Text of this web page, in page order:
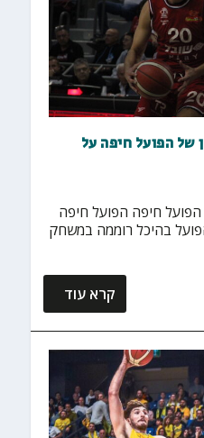
של הפועל חיפה על
חיפה הפועל חיפה
87:93 את הפועל בהיכל רוממה במשחק
קרא עוד